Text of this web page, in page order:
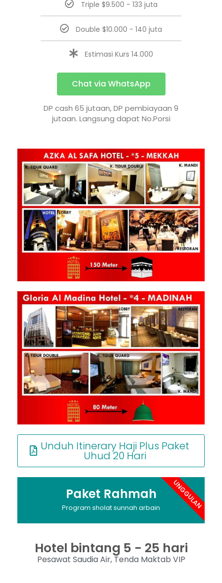
Triple $9.500 - 133 juta
Double $10.000 - 140 juta
Estimasi Kurs 14.000
Chat via WhatsApp
DP cash 65 jutaan, DP pembiayaan 9
jutaan. Langsung dapat No.Porsi
Unduh Itinerary Haji Plus Paket
Uhud 20 Hari
Paket Rahmah
Program sholat sunnah arbain
Hotel bintang 5 - 25 hari
Pesawat Saudia Air, Tenda Maktab VIP
UNGGULAN